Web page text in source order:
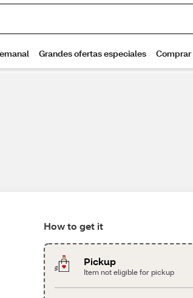
How to get it
Pickup
Item not eligible for pickup